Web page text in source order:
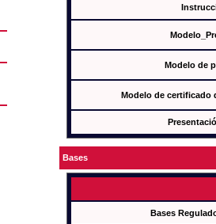
Modelo de
Modelo de certificado
Bases
Bases